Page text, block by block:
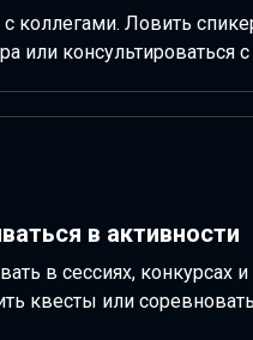
с коллегами. Ловить
или консультироваться
в активности
в сессиях, конкурсах и
квесты или